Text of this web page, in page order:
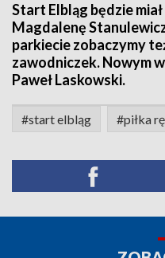
Start Elbląg będzie
Magdalenę
parkiecie zobaczymy
zawodniczek. Nowym
Paweł Laskowski.
#start elbląg #piłka